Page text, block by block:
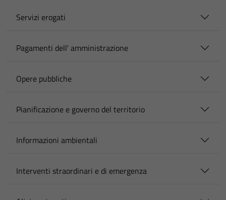
Servizi erogati
Pagamenti dell' amministrazione
Opere pubbliche
Pianificazione e governo del territorio
Informazioni ambientali
Interventi straordinari e di emergenza